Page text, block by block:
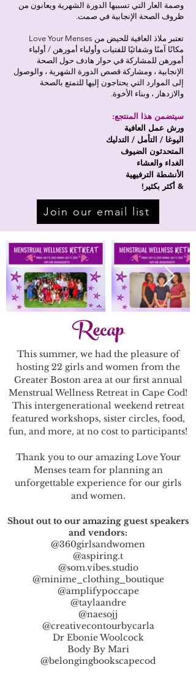
وصمة العار التي تسببها الدورة الشهرية ويعانون من
ظروف الصحة الإنجابية في صمت.
تعتبر ملاذ العافية للحيض من Love Your Menses
مكانًا آمنًا وشفائيًا للفتيات وأولياء أمورهن / أولياء
أمورهن للمشاركة في حوار هادف حول الصحة
الإنجابية ، ومشاركة قصص الدورة الشهرية ، والوصول
إلى الموارد التي يحتاجون إليها للتمتع بالصحة
والازدهار ، وبناء الأخوة.
سيتضمن هذا المنتجع:
ورش عمل العافية
اليوغا / التأمل / التدليك
المتحدثون الضيوف
الغداء والعشاء
الأنشطة الترفيهية
& أكثر بكثير!
Join our email list
Recap
This summer, we had the pleasure of
hosting 22 girls and women from the
Greater Boston area at our first annual
Menstrual Wellness Retreat in Cape Cod!
This intergenerational weekend retreat
featured workshops, sister circles, food,
fun, and more, at no cost to participants!
Thank you to our amazing Love Your
Menses team for planning an
unforgettable experience for our girls
and women.
Shout out to our amazing guest speakers
and vendors:
@360girlsandwomen
@aspiring.t
@som.vibes.studio
@minime_clothing_boutique
@amplifypoccape
@taylaandre
@naesojj
@creativecontourbycarla
Dr Ebonie Woolcock
Body By Mari
@belongingbookscapecod